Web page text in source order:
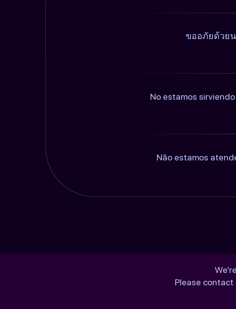
ขออภัยด้วย
No estamos
Não estamos
Please contact